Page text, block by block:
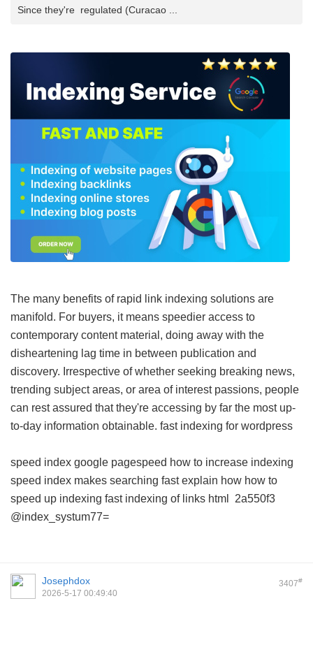
Since they're regulated (Curacao ...
The many benefits of rapid link indexing solutions are
manifold. For buyers, it means speedier access to
contemporary content material, doing away with the
disheartening lag time in between publication and
discovery. Irrespective of whether seeking breaking news,
trending subject areas, or area of interest passions, people
can rest assured that they're accessing by far the most up-
to-day information obtainable. fast indexing for wordpress
speed index google pagespeed how to increase indexing
speed index makes searching fast explain how how to
speed up indexing fast indexing of links html
2a550f3
@index_systum77=
3407#
Josephdox
2026-5-17 00:49:40